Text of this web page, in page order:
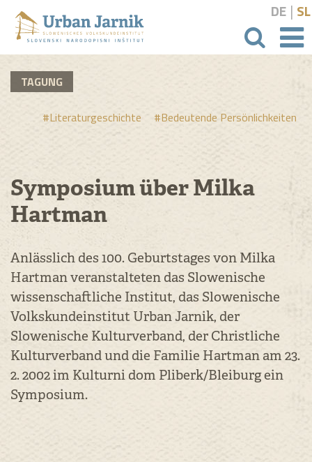
DE | SL
TAGUNG
#Literaturgeschichte #Bedeutende Persönlichkeiten
Symposium über Milka
Hartman
Anlässlich des 100. Geburtstages von Milka
Hartman veranstalteten das Slowenische
wissenschaftliche Institut, das Slowenische
Volkskundeinstitut Urban Jarnik, der
Slowenische Kulturverband, der Christliche
Kulturverband und die Familie Hartman am 23.
2. 2002 im Kulturni dom Pliberk/Bleiburg ein
Symposium.